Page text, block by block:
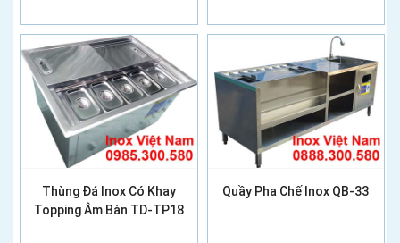
Thùng Đá Inox Có Khay
Topping Âm Bàn TD-TP18
Quầy Pha Chế Inox QB-33